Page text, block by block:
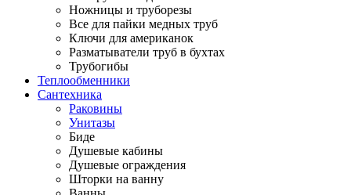
Ножницы и труборезы
Все для пайки медных труб
Ключи для американок
Разматыватели труб в бухтах
Трубогибы
Теплообменники
Сантехника
Раковины
Унитазы
Биде
Душевые кабины
Душевые ограждения
Шторки на ванну